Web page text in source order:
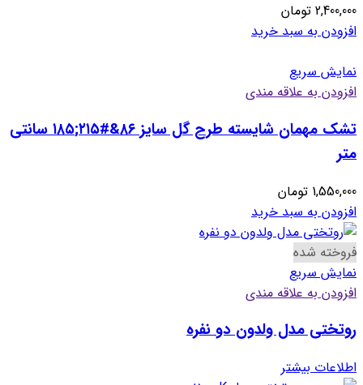
2,400,000 تومان
افزودن به سبد خرید
نمایش سریع
افزودن به علاقه مندی
تشک مهمان شایسته طرح گل سایز ۸۶&#۲۱۵;۱۸۵ سانتی
متر
1,550,000 تومان
افزودن به سبد خرید
فروخته شده
نمایش سریع
افزودن به علاقه مندی
روتختی مدل ولدون دو نفره
اطلاعات بیشتر